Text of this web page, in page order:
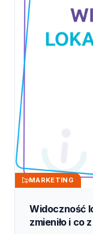
MARKETING
Widoczność
zmieniło i co